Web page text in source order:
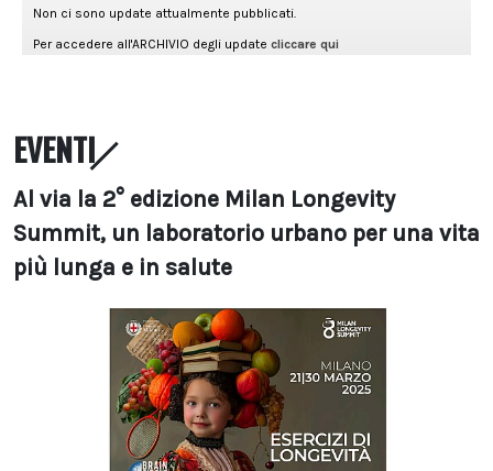
EVENTI
Al via la 2° edizione Milan Longevity
Summit, un laboratorio urbano per una vita
più lunga e in salute